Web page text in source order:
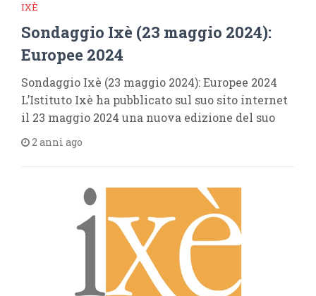
IXÈ
Sondaggio Ixè (23 maggio 2024):
Europee 2024
Sondaggio Ixè (23 maggio 2024): Europee 2024
L’Istituto Ixè ha pubblicato sul suo sito internet
il 23 maggio 2024 una nuova edizione del suo
2 anni ago